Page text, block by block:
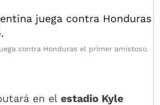
contra Honduras el primer amistoso.
en elestadio Kyle